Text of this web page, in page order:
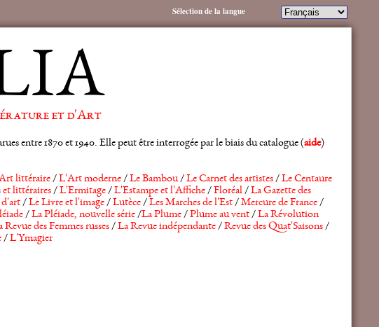
et d'Art
entre 1870 et 1940. Elle peut être interrogée par le biais du catalogue (aide)
littéraire/L'Art moderne/Le Bambou/Le Carnet des artistes/Le Centaure
littéraires/L'Ermitage/L'Estampe et l'Affiche/Floréal/La Gazette des
/Le Livre et l'image/Lutèce/Les Marches de l'Est/Mercure de France/
/La Pléiade, nouvelle série/La Plume/Plume au vent/La Révolution
Revue des Femmes russes/La Revue indépendante/Revue des Quat'Saisons/
/L'Ymagier
Sélection de la langue